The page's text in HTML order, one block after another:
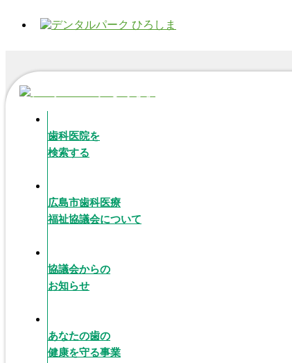
歯科医院を
検索する
広島市歯科医療
福祉協議会について
協議会からの
お知らせ
あなたの歯の
健康を守る事業